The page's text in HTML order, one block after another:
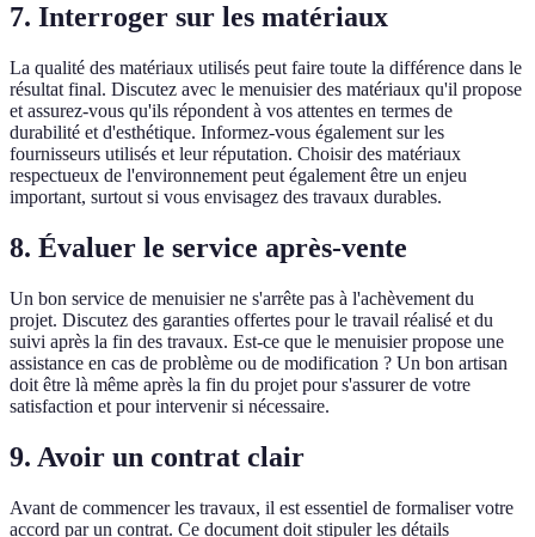
7. Interroger sur les matériaux
La qualité des matériaux utilisés peut faire toute la différence dans le
résultat final. Discutez avec le menuisier des matériaux qu'il propose
et assurez-vous qu'ils répondent à vos attentes en termes de
durabilité et d'esthétique. Informez-vous également sur les
fournisseurs utilisés et leur réputation. Choisir des matériaux
respectueux de l'environnement peut également être un enjeu
important, surtout si vous envisagez des travaux durables.
8. Évaluer le service après-vente
Un bon service de menuisier ne s'arrête pas à l'achèvement du
projet. Discutez des garanties offertes pour le travail réalisé et du
suivi après la fin des travaux. Est-ce que le menuisier propose une
assistance en cas de problème ou de modification ? Un bon artisan
doit être là même après la fin du projet pour s'assurer de votre
satisfaction et pour intervenir si nécessaire.
9. Avoir un contrat clair
Avant de commencer les travaux, il est essentiel de formaliser votre
accord par un contrat. Ce document doit stipuler les détails